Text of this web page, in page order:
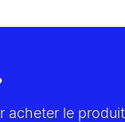
acheter le